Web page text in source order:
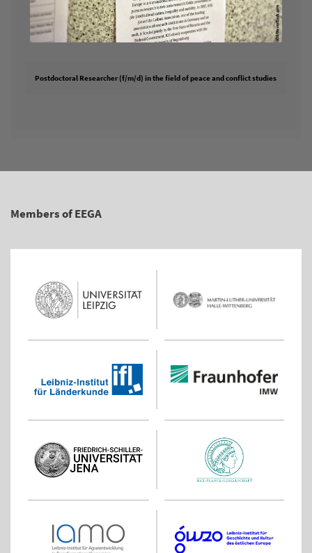
Postdoctoral Researcher (f/m/d) in the field of peace and conflict studies
Members of EEGA